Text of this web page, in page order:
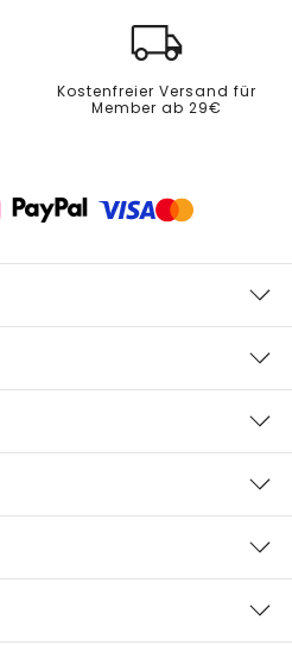
Kostenfreier Versand für
Member ab 29€